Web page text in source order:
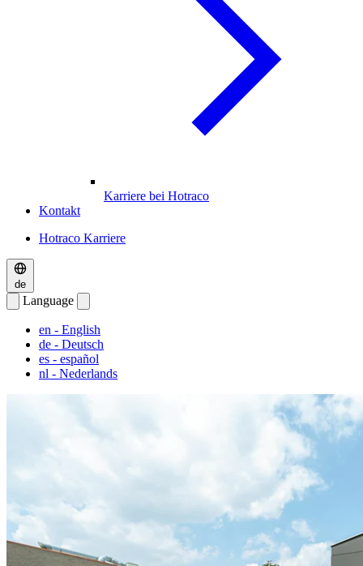
Karriere bei Hotraco
Kontakt
Hotraco Karriere
de
Language
en - English
de - Deutsch
es - español
nl - Nederlands